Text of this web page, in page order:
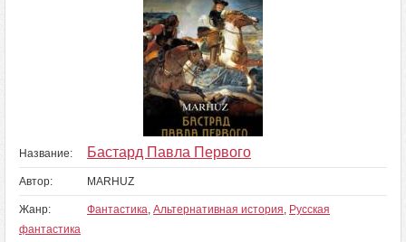
Название: Бастард Павла Первого
Автор: MARHUZ
Жанр: Фантастика, Альтернативная история, Русская
фантастика